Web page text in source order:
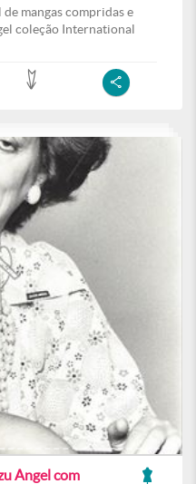
mangas compridas e
coleção International
Angel com